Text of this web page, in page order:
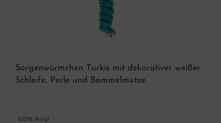
Sorgenwürmchen Türkis mit dekorativer weißer
Schleife, Perle und Bommelmütze
100% Acryl